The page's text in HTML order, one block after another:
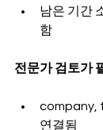
남은 기간
함
전문가 검토가
company,
연결됨